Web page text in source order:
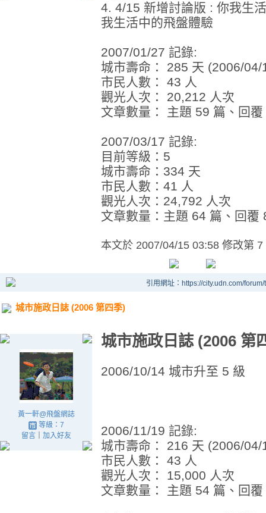
4. 4/15 新增討論版 : 你我生
我生活中的飛盤體驗
2007/01/27 記錄:
城市壽命： 285 天 (2006/04/
市民人數： 43 人
觀光人次： 20,212 人次
文章數量： 主題 59 篇、回
2007/03/17 記錄:
目前等級：5
城市壽命：334 天
市民人數：41 人
觀光人次：24,792 人次
文章數量：主題 64 篇、回覆
本文於 2007/04/15 03:58 修改第 7
引用網址：https://city.udn.com/
城市施政日誌 (2006 第四季)
黃一軒@飛盤網誌
等級：7
留言｜ 加入好友
城市施政日誌 (2006 第
2006/10/14 城市升至 5 級
2006/11/19 記錄:
城市壽命： 216 天 (2006/04/
市民人數： 43 人
觀光人次： 15,000 人次
文章數量： 主題 54 篇、回